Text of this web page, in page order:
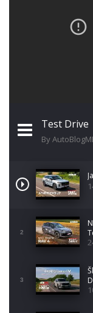
Test Drive
By
2
3